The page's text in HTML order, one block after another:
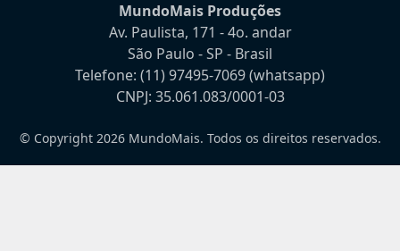
MundoMais Produções
Av. Paulista, 171 - 4o. andar
São Paulo - SP - Brasil
Telefone: (11) 97495-7069(whatsapp)
CNPJ: 35.061.083/0001-03
© Copyright 2026 MundoMais. Todos os direitos reservados.